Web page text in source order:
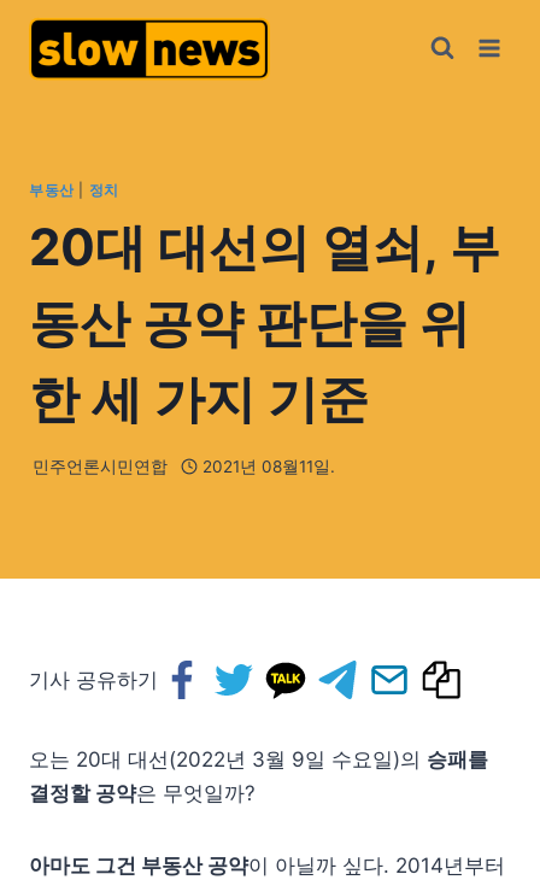
부동산| 정치
20대 대선의 열쇠, 부
동산 공약 판단을 위
한 세 가지 기준
민주언론시민연합 2021년 08월11일.
기사 공유하기
오는 20대 대선(2022년 3월 9일 수요일)의 승패를
결정할 공약은 무엇일까?
아마도 그건 부동산 공약이 아닐까 싶다. 2014년부터